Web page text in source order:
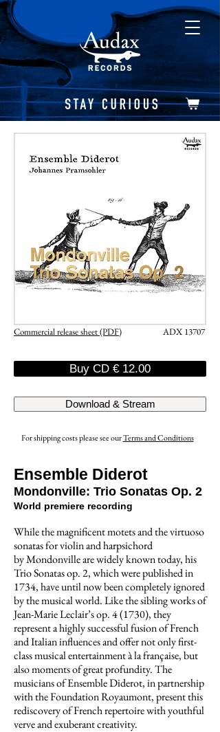
Commercial release sheet (PDF) ADX 13707
Buy CD € 12.00
Download & Stream
For shipping costs please see ourTerms and Conditions
Ensemble Diderot
Mondonville: Trio Sonatas Op. 2
World premiere recording
While the magnificent motets and the virtuoso
sonatas for violin and harpsichord
byMondonville are widely known today, his
Trio Sonatas op. 2, which were published in
1734, have until now been completely ignored
by the musical world. Like the sibling works of
Jean-Marie Leclair’s op. 4 (1730), they
represent a highly successful fusion of French
and Italian influences and offer not only first-
class musical entertainment à la française, but
also moments of great profundity. The
musicians of Ensemble Diderot, in partnership
with the Foundation Royaumont, present this
rediscovery of French repertoire with youthful
verve and exuberant creativity.